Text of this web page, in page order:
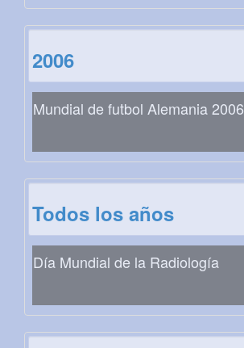
2006
Mundial de futbol Alemania 2006
Todos los años
Día Mundial de la Radiología